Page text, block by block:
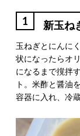
1 新玉ね
玉ねぎとにんに
状になったらオ
になるまで撹拌
ト。米酢と醤油
容器に入れ、冷